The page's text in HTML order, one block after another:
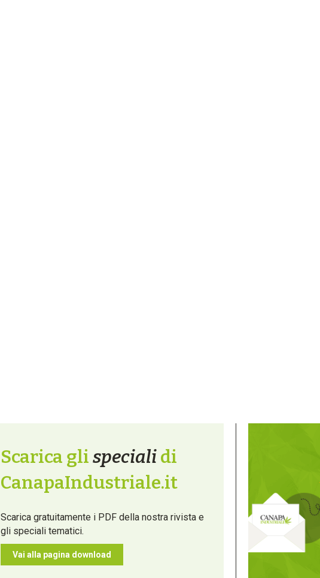
Scarica glispecialidi
CanapaIndustriale.it
Scarica gratuitamente i PDF della nostra rivista e
gli speciali tematici.
Vai alla pagina download